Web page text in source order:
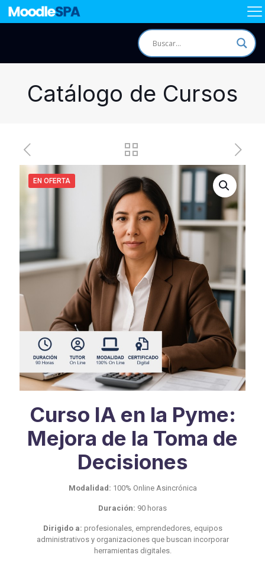
Catálogo de Cursos
EN OFERTA
Curso IA en la Pyme:
Mejora de la Toma de
Decisiones
Modalidad: 100% Online Asincrónica
Duración: 90 horas
Dirigido a: profesionales, emprendedores, equipos
administrativos y organizaciones que buscan incorporar
herramientas digitales.